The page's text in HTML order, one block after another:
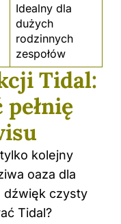
Idealny dla
dużych
rodzinnych
zespołów
Tidal:
kolejny
oaza dla
dźwięk czysty
Tidal?